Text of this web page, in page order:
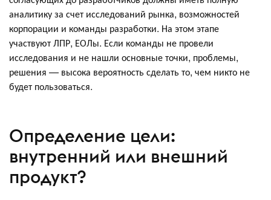
аналитику за счет исследований рынка, возможностей
корпорации и команды разработки. На этом этапе
участвуют ЛПР, ЕОЛы. Если команды не провели
исследования и не нашли основные точки, проблемы,
решения — высока вероятность сделать то, чем никто не
будет пользоваться.
Определение цели:
внутренний или внешний
продукт?